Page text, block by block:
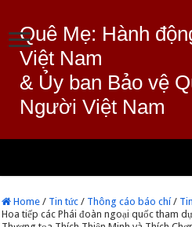
Quê Mẹ: Hành
Việt Nam
& Ủy ban Bảo vệ
Người Việt Nam
Home / Tin tức / Thông cáo báo chí /
Hoa tiếp các Phái đoàn ngoại quốc tham